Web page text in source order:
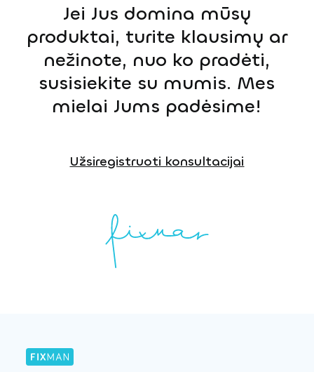
Jei Jus domina mūsų
produktai, turite klausimų ar
nežinote, nuo ko pradėti,
susisiekite su mumis. Mes
mielai Jums padėsime!
Užsiregistruoti konsultacijai